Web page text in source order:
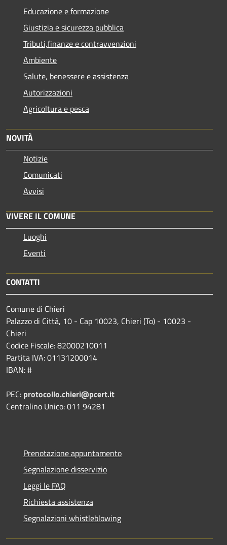
Educazione e formazione
Giustizia e sicurezza pubblica
Tributi,finanze e contravvenzioni
Ambiente
Salute, benessere e assistenza
Autorizzazioni
Agricoltura e pesca
NOVITÀ
Notizie
Comunicati
Avvisi
VIVERE IL COMUNE
Luoghi
Eventi
CONTATTI
Comune di Chieri
Palazzo di Città, 10 - Cap 10023, Chieri (To) - 10023 -
Chieri
Codice Fiscale: 82000210011
Partita IVA: 01131200014
IBAN: #
PEC: protocollo.chieri@pcert.it
Centralino Unico: 011 94281
Prenotazione appuntamento
Segnalazione disservizio
Leggi le FAQ
Richiesta assistenza
Segnalazioni whistleblowing